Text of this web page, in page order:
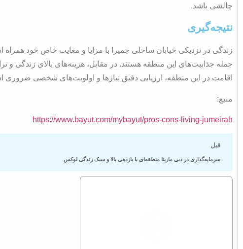
چالشی باشد.
نتیجه‌گیری
زندگی در نزدیکی خیابان ساحلی جمیرا با مزایا و معایب خاص خود
جمله جذابیت‌های این منطقه هستند. در مقابل، هزینه‌های بالای زندگی و
اقامت در این منطقه، ارزیابی دقیق نیازها و اولویت‌های شخصی
​منبع:
https://www.bayut.com/mybayut/pros-cons-living-jumeirah
قبل
سرمایه‌گذاری در دبی مارینا منطقه‌ای با بازدهی بالا و سبک زندگی لوکس